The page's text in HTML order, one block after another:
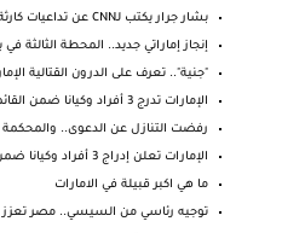
بشار جرار يكتب لـCNN عن تداعيات كارثة تركيا وسوريا...
إنجاز إماراتي جديد.. المحطة الثالثة في
"جنية".. تعرف على الدرون القتالية
الإمارات تدرج 3 أفراد وكيانا ضمن القائمة المحلية ل...
رفضت التنازل عن الدعوى.. والمحكمة
الإمارات تعلن إدراج 3 أفراد وكيانا ضمن "قائمة الإر...
ما هي اكبر قبيلة في الامارات
توجيه رئاسي من السيسي.. مصر تعزز